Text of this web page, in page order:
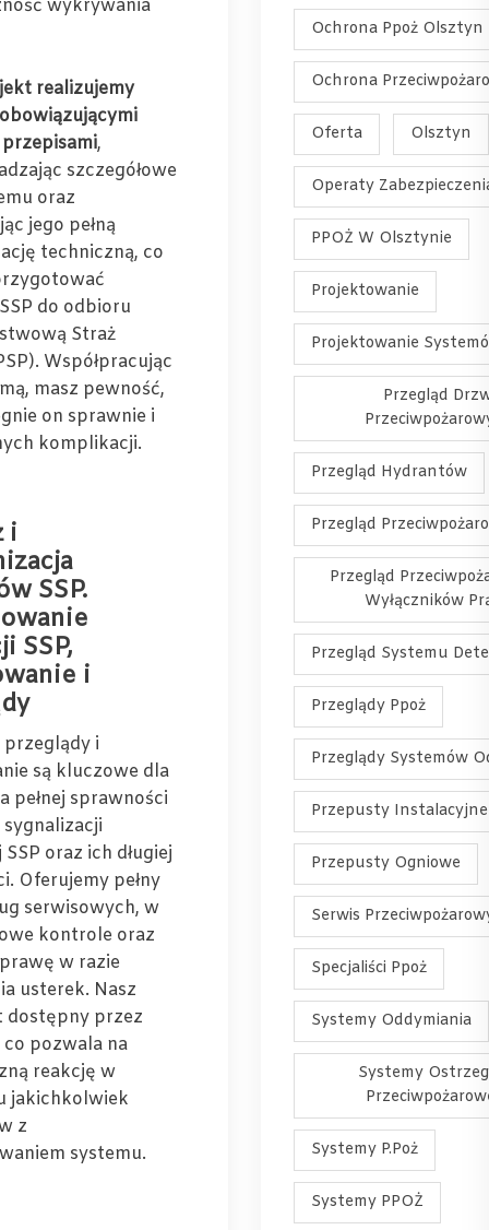
wykrywania
realizujemy
,
szczegółowe
oraz
jego pełną
techniczną, co
do odbioru
Straż
Współpracując
masz pewność,
on sprawnie i
komplikacji.
i
SSP.
SSP,
i
przeglądy i
są kluczowe dla
pełnej sprawności
oraz ich długiej
Oferujemy pełny
serwisowych, w
kontrole oraz
w razie
usterek. Nasz
dostępny przez
co pozwala na
reakcję w
jakichkolwiek
z
systemu.
Ochrona Ppoż Olsztyn
Ochrona
Oferta Olsztyn
Operaty
PPOŻ W Olsztynie
Projektowanie
Projektowanie
Przegląd
Przegląd Hydrantów
Przegląd
Przegląd
Wyłączników
Przegląd Systemu
Przeglądy Ppoż
Przeglądy Systemów
Przepusty Instalacyjne
Przepusty Ogniowe
Serwis
Specjaliści Ppoż
Systemy Oddymiania
Systemy
Systemy P.Poż
Systemy PPOŻ